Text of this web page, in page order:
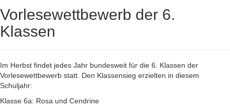
Vorlesewettbewerb der 6.
Klassen
Im Herbst findet jedes Jahr bundesweit für die 6. Klassen der
Vorlesewettbewerb statt. Den Klassensieg erzielten in diesem
Schuljahr:
Klasse 6a: Rosa und Cendrine